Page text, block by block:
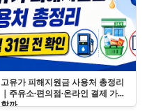
고유가 피해지원금 사용처 총정리
｜주유소·편의점·온라인 결제 가능
할까